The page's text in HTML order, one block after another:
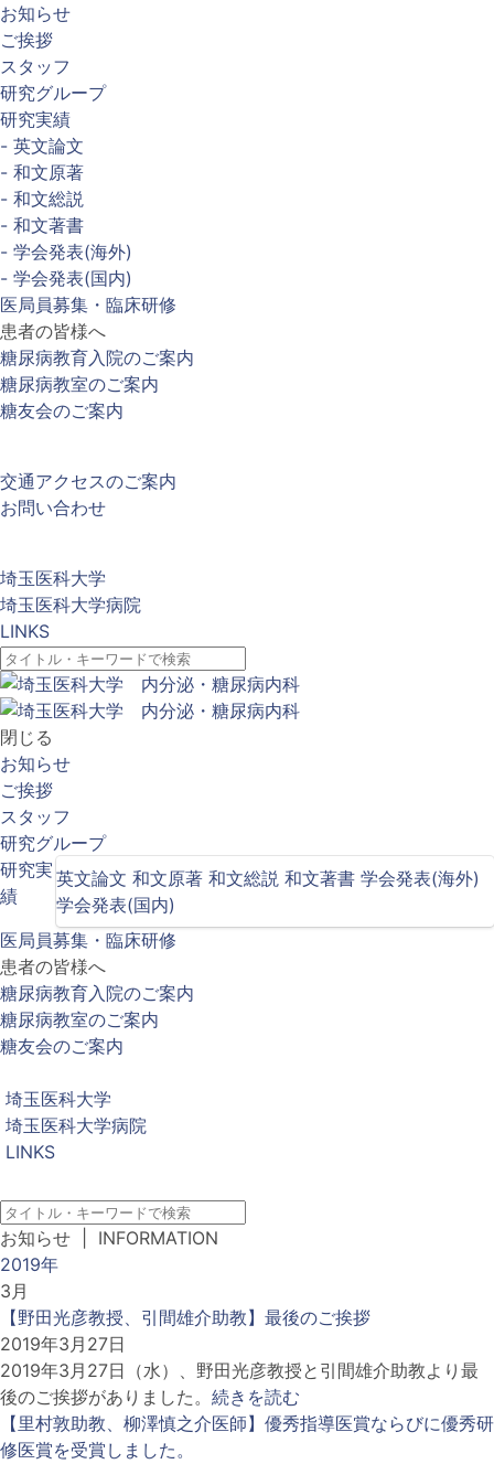
お知らせ
ご挨拶
スタッフ
研究グループ
研究実績
- 英文論文
- 和文原著
- 和文総説
- 和文著書
- 学会発表(海外)
- 学会発表(国内)
医局員募集・臨床研修
患者の皆様へ
糖尿病教育入院のご案内
糖尿病教室のご案内
糖友会のご案内
交通アクセスのご案内
お問い合わせ
埼玉医科大学
埼玉医科大学病院
LINKS
閉じる
お知らせ
ご挨拶
スタッフ
研究グループ
研究実
績
英文論文 和文原著 和文総説 和文著書 学会発表(海外)
学会発表(国内)
医局員募集・臨床研修
患者の皆様へ
糖尿病教育入院のご案内
糖尿病教室のご案内
糖友会のご案内
埼玉医科大学
埼玉医科大学病院
LINKS
お知らせ | INFORMATION
2019年
3月
【野田光彦教授、引間雄介助教】最後のご挨拶
2019年3月27日
2019年3月27日（水）、野田光彦教授と引間雄介助教より最
後のご挨拶がありました。 続きを読む
【里村敦助教、柳澤慎之介医師】優秀指導医賞ならびに優秀研
修医賞を受賞しました。